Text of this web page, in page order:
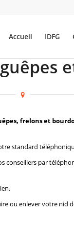
Accueil IDFG
frelons et
standard
conseillers par
ou enlever votre nid